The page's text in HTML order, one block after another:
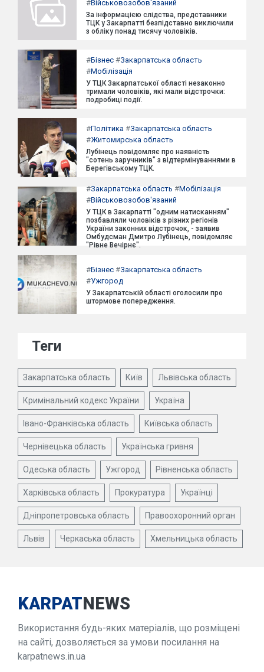
#Військовозобов'язаний
За інформацією слідства, представники
ТЦК у Закарпатті безпідставно виключили
з обліку понад тисячу чоловіків.
#Бізнес #Закарпатська область
#Мобілізація
У ТЦК Закарпатської області незаконно
тримали чоловіків, які мали відстрочки:
подробиці події.
#Політика #Закарпатська область
#Житомирська область
Лубінець повідомляє про наявність
"сотень заручників" з відтермінуваннями в
Берегівському ТЦК.
#Закарпатська область #Мобілізація
#Військовозобов'язаний
У ТЦК в Закарпатті "одним натисканням"
позбавляли чоловіків з різних регіонів
України законних відстрочок, - заявив
Омбудсман Дмитро Лубінець, повідомляє
"Рівне Вечірнє".
#Бізнес #Закарпатська область
#Ужгород
У Закарпатській області оголосили про
штормове попередження.
Теги
Закарпатська область Київ Львівська область
Кримінальний кодекс України Україна
Івано-Франківська область Київська область
Чернівецька область Українська гривня
Одеська область Ужгород Рівненська область
Харківська область Прокуратура Українці
Дніпропетровська область Правоохоронний орган
Львів Черкаська область Хмельницька область
KARPATNEWS
Використання будь-яких матеріалів, що розміщені
на сайті, дозволяється за умови посилання на
karpatnews.in.ua